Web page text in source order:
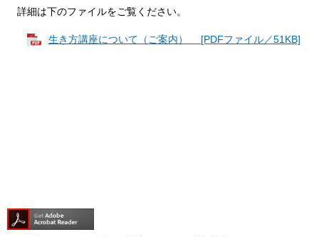
詳細は下のファイルをご覧ください。
生き方講座について（ご案内） [PDFファイル／51KB]